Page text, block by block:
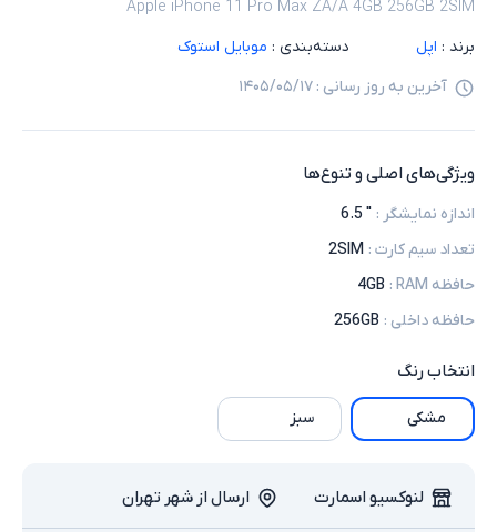
Apple iPhone 11 Pro Max ZA/A 4GB 256GB 2SIM
برند : اپل دسته‌بندی : موبایل استوک
آخرین به روز رسانی : ۱۴۰۵/۰۵/۱۷
ویژگی‌های اصلی و تنوع‌ها
اندازه نمایشگر :
" 6.5
تعداد سیم کارت :
2SIM
حافظه RAM
:
4GB
حافظه داخلی :
256GB
انتخابرنگ
مشکی سبز
لنوکسیو اسمارت ارسال از شهر تهران